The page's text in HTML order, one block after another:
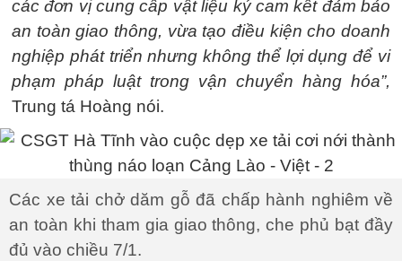
các đơn vị cung cấp vật liệu ký cam kết đảm bảo
an toàn giao thông, vừa tạo điều kiện cho doanh
nghiệp phát triển nhưng không thể lợi dụng để vi
phạm pháp luật trong vận chuyển hàng hóa”,
Trung tá Hoàng nói.
Các xe tải chở dăm gỗ đã chấp hành nghiêm về
an toàn khi tham gia giao thông, che phủ bạt đầy
đủ vào chiều 7/1.